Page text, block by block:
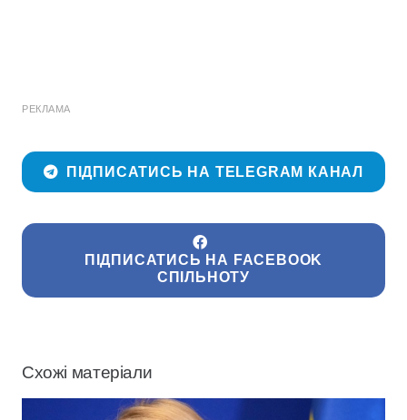
РЕКЛАМА
ПІДПИСАТИСЬ НА TELEGRAM КАНАЛ
ПІДПИСАТИСЬ НА FACEBOOK
СПІЛЬНОТУ
Схожі матеріали